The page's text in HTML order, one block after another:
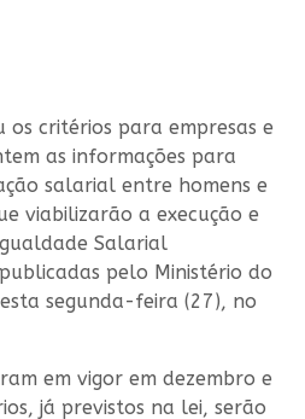
os critérios para empresas e
as informações para
salarial entre homens e
viabilizarão a execução e
Salarial
pelo Ministério do
segunda-feira (27), no
em vigor em dezembro e
já previstos na lei, serão